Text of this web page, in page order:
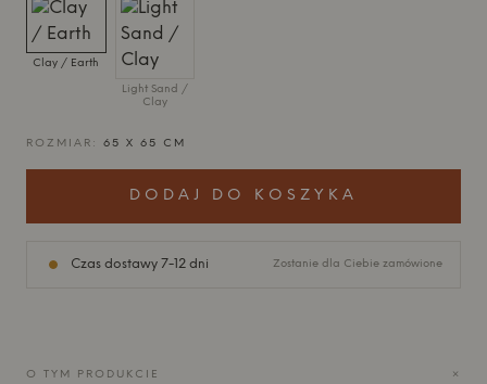
Clay / Earth
Light Sand /
Clay
ROZMIAR: 65 X 65 CM
DODAJ DO KOSZYKA
Czas dostawy 7-12 dni Zostanie dla Ciebie zamówione
O TYM PRODUKCIE +